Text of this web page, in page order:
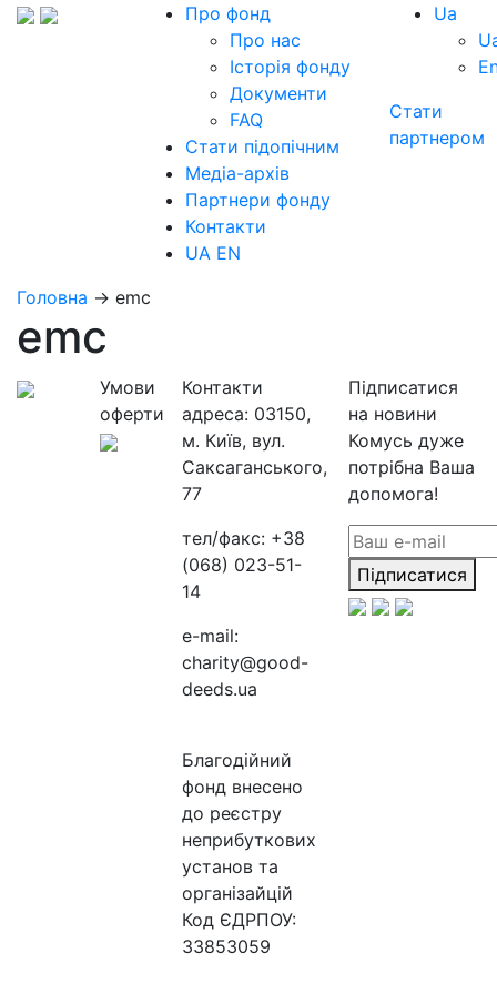
Про фонд
Про нас
Історія фонду
Документи
FAQ
Стати підопічним
Медіа-архів
Партнери фонду
Контакти
UA EN
Ua
Стати
партнером
Головна → emc
emc
Умови
оферти
Контакти
адреса: 03150,
м. Київ, вул.
Саксаганського,
77
тел/факс: +38
(068) 023-51-
14
e-mail:
charity@good-
deeds.ua
Благодійний
фонд внесено
до реєстру
неприбуткових
установ та
організайцій
Код ЄДРПОУ:
33853059
Підписатися
на новини
Комусь дуже
потрібна Ваша
допомога!
Підписатися